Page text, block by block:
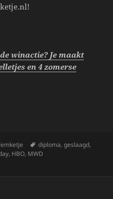
winactie? Je maakt
en 4 zomerse
Tags
diploma,geslaagd,
, HBO, MWD